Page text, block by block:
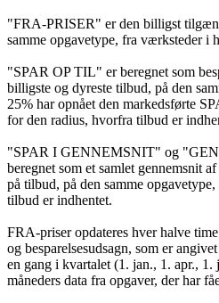
"FRA-PRISER" er den billigst
samme opgavetype, fra værksteder i
"SPAR OP TIL" er beregnet som
billigste og dyreste tilbud, på den
25% har opnået den markedsførte
for den radius, hvorfra tilbud er
"SPAR I GENNEMSNIT" og
beregnet som et samlet gennemsnit
på tilbud, på den samme
tilbud er indhentet.
FRA-priser opdateres hver halve
og besparelsesudsagn, som er
en gang i kvartalet (1. jan., 1. apr., 1.
måneders data fra opgaver, der har